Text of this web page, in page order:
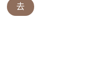
去